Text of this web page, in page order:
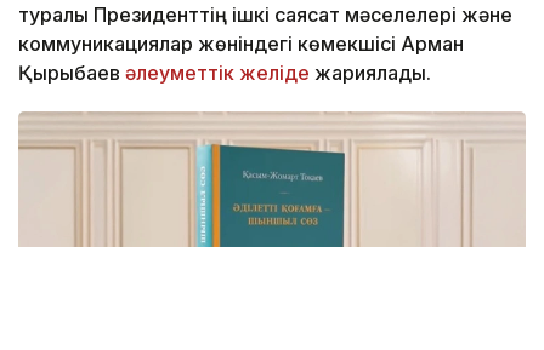
туралы Президенттің ішкі саясат мәселелері және
коммуникациялар жөніндегі көмекшісі Арман
Қырықбаев әлеуметтік желіде жариялады.